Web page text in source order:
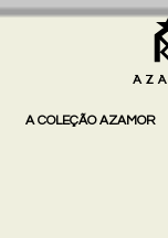
A COLEÇÃO AZAMOR